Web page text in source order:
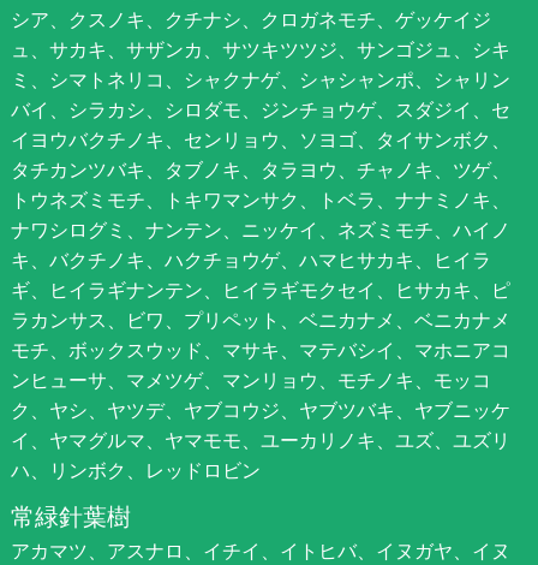
シア、クスノキ、クチナシ、クロガネモチ、ゲッケイジ
ュ、サカキ、サザンカ、サツキツツジ、サンゴジュ、シキ
ミ、シマトネリコ、シャクナゲ、シャシャンポ、シャリン
バイ、シラカシ、シロダモ、ジンチョウゲ、スダジイ、セ
イヨウバクチノキ、センリョウ、ソヨゴ、タイサンボク、
タチカンツバキ、タブノキ、タラヨウ、チャノキ、ツゲ、
トウネズミモチ、トキワマンサク、トベラ、ナナミノキ、
ナワシログミ、ナンテン、ニッケイ、ネズミモチ、ハイノ
キ、バクチノキ、ハクチョウゲ、ハマヒサカキ、ヒイラ
ギ、ヒイラギナンテン、ヒイラギモクセイ、ヒサカキ、ピ
ラカンサス、ビワ、プリペット、ベニカナメ、ベニカナメ
モチ、ボックスウッド、マサキ、マテバシイ、マホニアコ
ンヒューサ、マメツゲ、マンリョウ、モチノキ、モッコ
ク、ヤシ、ヤツデ、ヤブコウジ、ヤブツバキ、ヤブニッケ
イ、ヤマグルマ、ヤマモモ、ユーカリノキ、ユズ、ユズリ
ハ、リンボク、レッドロビン
常緑針葉樹
アカマツ、アスナロ、イチイ、イトヒバ、イヌガヤ、イヌ